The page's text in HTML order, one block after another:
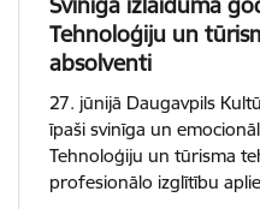
Svinīgā izlaidumā
Tehnoloģiju un
absolventi
27. jūnijā Daugavpils
īpaši svinīga un
Tehnoloģiju un tūrisma
profesionālo izglītību